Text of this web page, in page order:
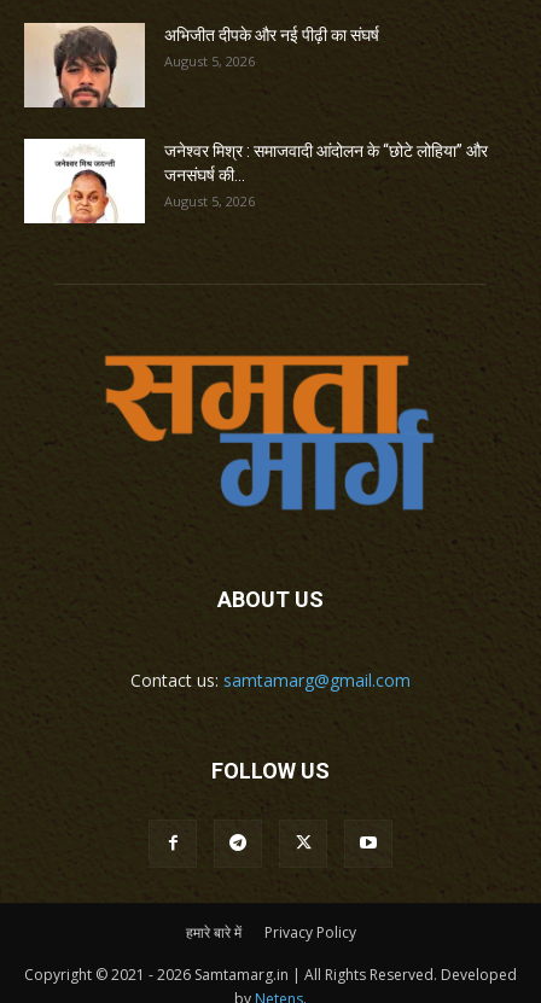
अभिजीत दीपके और नई पीढ़ी का संघर्ष
August 5, 2026
जनेश्वर मिश्र : समाजवादी आंदोलन के “छोटे लोहिया” और
जनसंघर्ष की...
August 5, 2026
ABOUT US
Contact us: samtamarg@gmail.com
FOLLOW US
हमारे बारे में Privacy Policy
Copyright © 2021 - 2026 Samtamarg.in | All Rights Reserved. Developed
by Netens.